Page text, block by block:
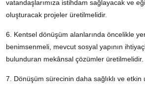
vatandaşlarımıza istihdam sağlayacak ve
oluşturacak projeler üretilmelidir.
6. Kentsel dönüşüm alanlarında öncelikle
benimsenmeli, mevcut sosyal yapının
bulunduran mekânsal çözümler üretilmelidir.
7. Dönüşüm sürecinin daha sağlıklı ve etkin